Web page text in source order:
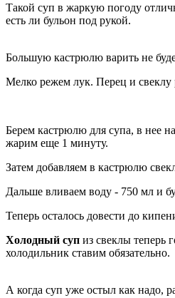
Такой суп в жаркую погоду
есть ли бульон под рукой.
Большую кастрюлю варить не
Мелко режем лук. Перец и
Берем кастрюлю для супа, в нее
жарим еще 1 минуту.
Затем добавляем в кастрюлю
Дальше вливаем воду - 750 мл и
Теперь осталось довести до
Холодный суп из свеклы теперь
холодильник ставим обязательно.
А когда суп уже остыл как надо,